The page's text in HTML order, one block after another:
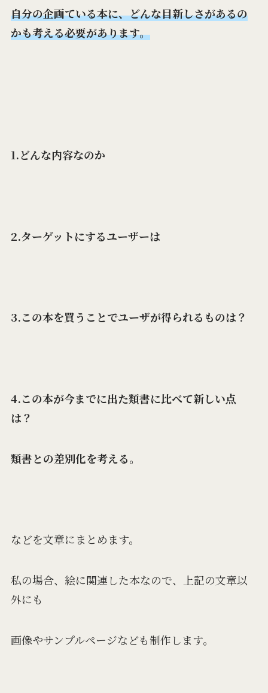
自分の企画ている本に、どんな目新しさがあるの
かも考える必要があります。
1.どんな内容なのか
2.ターゲットにするユーザーは
3.この本を買うことでユーザが得られるものは？
4.この本が今までに出た類書に比べて新しい点
は？
類書との差別化を考える。
などを文章にまとめます。
私の場合、絵に関連した本なので、上記の文章以
外にも
画像やサンプルページなども制作します。